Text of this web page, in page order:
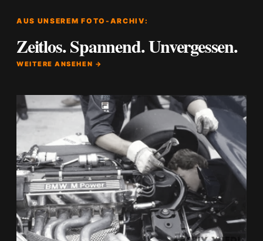
AUS UNSEREM FOTO-ARCHIV:
Zeitlos. Spannend. Unvergessen.
WEITERE ANSEHEN →